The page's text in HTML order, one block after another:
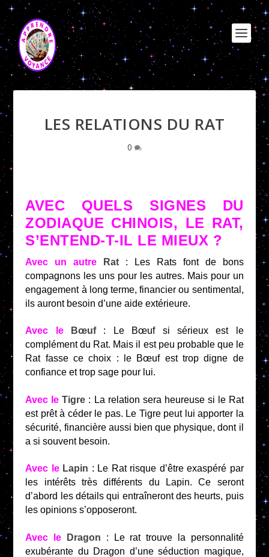
LES RELATIONS DU RAT
0
AVEC QUELS SIGNES DU
ZODIAQUE CHINOIS, LE RAT,
S’ENTEND-T-IL LE MIEUX ?
Avec un autre Rat
: Les Rats font de bons
compagnons les uns pour les autres. Mais pour un
engagement à long terme, financier ou sentimental,
ils auront besoin d’une aide extérieure.
Avec le Bœuf
: Le Bœuf si sérieux est le
complément du Rat. Mais il est peu probable que le
Rat fasse ce choix : le Bœuf est trop digne de
confiance et trop sage pour lui.
Avec leTigre : La relation sera heureuse si le Rat
est prêt à céder le pas. Le Tigre peut lui apporter la
sécurité, financière aussi bien que physique, dont il
a si souvent besoin.
Avec le Lapin : Le Rat risque d’être exaspéré par
les intérêts très différents du Lapin. Ce seront
d’abord les détails qui entraîneront des heurts, puis
les opinions s’opposeront.
Avec le Dragon
: Le rat trouve la personnalité
exubérante du Dragon d’une séduction magique,